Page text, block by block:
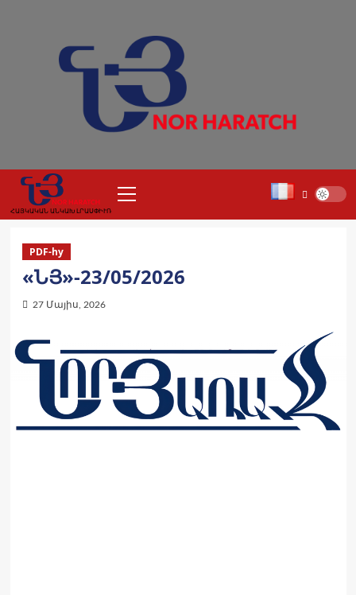
ՀԱՅԿԱԿԱՆ ԱՆԿԱԽ ԼՐԱՍՓԻՒՌ
Menu
PDF-hy
«ՆՅ»-23/05/2026
27 Մայիս, 2026